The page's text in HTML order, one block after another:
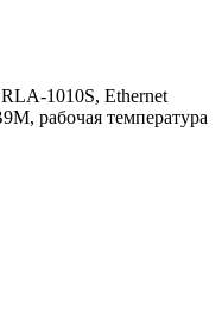
1010S, Ethernet
рабочая температура